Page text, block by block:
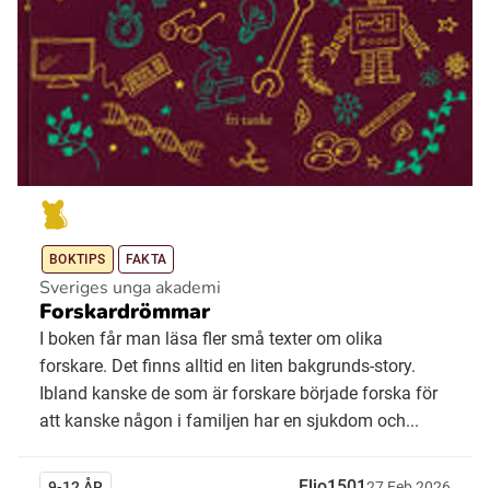
BOKTIPS FAKTA
Sveriges unga akademi
Forskardrömmar
I boken får man läsa fler små texter om olika
forskare. Det finns alltid en liten bakgrunds-story.
Ibland kanske de som är forskare började forska för
att kanske någon i familjen har en sjukdom och...